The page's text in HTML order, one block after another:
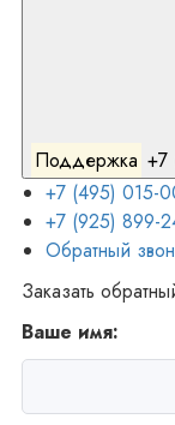
Поддержка +7
+7 (495) 015-
+7 (925) 899-
Обратный
Заказать
Ваше имя: